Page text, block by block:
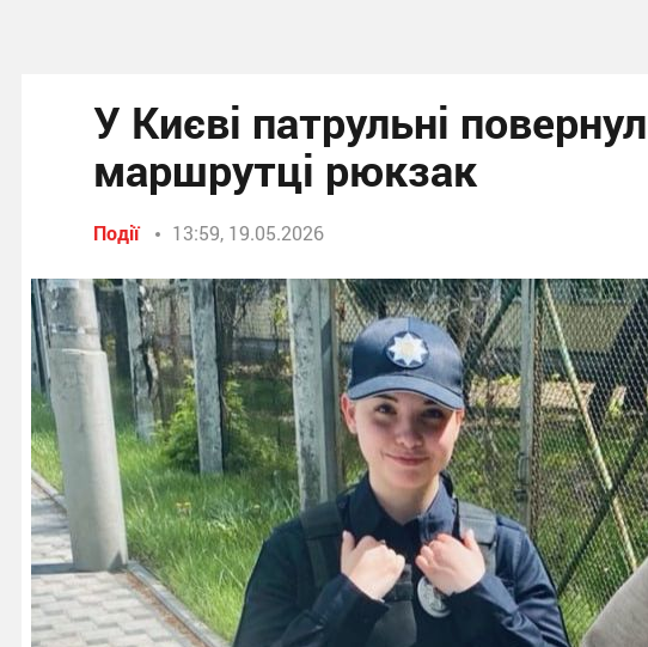
У Києві патрульні
маршрутці рюкзак
Події 13:59, 19.05.2026